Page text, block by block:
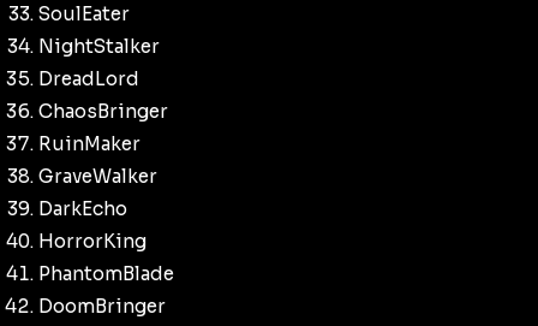
SoulEater
NightStalker
DreadLord
ChaosBringer
RuinMaker
GraveWalker
DarkEcho
HorrorKing
PhantomBlade
DoomBringer